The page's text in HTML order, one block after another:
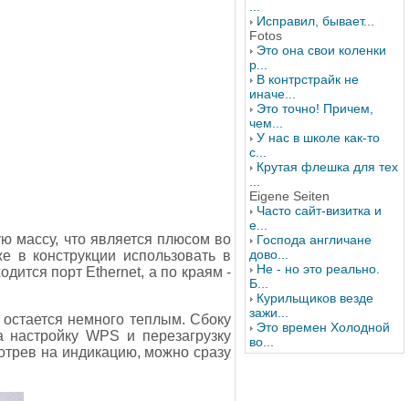
массу, что является плюсом во
в конструкции использовать в
порт Ethernet, а по краям -
немного теплым. Сбоку
WPS и перезагрузку
на индикацию, можно сразу
Исправил, бывает...
Fotos
Это она свои коленки
р...
В контрстрайк не
иначе...
Это точно! Причем,
чем...
У нас в школе как-то
с...
Крутая флешка для тех
Eigene Seiten
Часто сайт-визитка и
е...
Господа англичане
дово...
Не - но это реально.
Б...
Курильщиков везде
зажи...
Это времен Холодной
во...